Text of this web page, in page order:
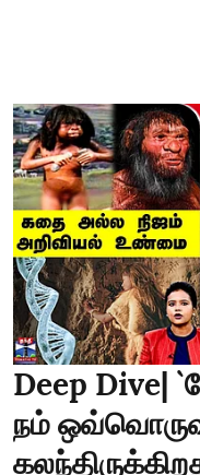
Deep Dive|
நம்